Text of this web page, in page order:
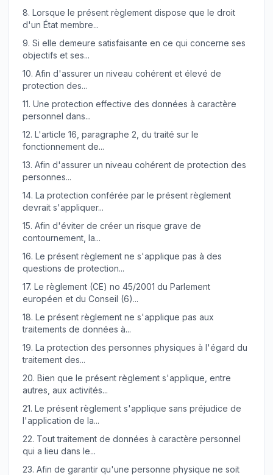
8. Lorsque le présent règlement dispose que le droit
d'un État membre...
9. Si elle demeure satisfaisante en ce qui concerne ses
objectifs et ses...
10. Afin d'assurer un niveau cohérent et élevé de
protection des...
11. Une protection effective des données à caractère
personnel dans...
12. L'article 16, paragraphe 2, du traité sur le
fonctionnement de...
13. Afin d'assurer un niveau cohérent de protection des
personnes...
14. La protection conférée par le présent règlement
devrait s'appliquer...
15. Afin d'éviter de créer un risque grave de
contournement, la...
16. Le présent règlement ne s'applique pas à des
questions de protection...
17. Le règlement (CE) no 45/2001 du Parlement
européen et du Conseil (6)...
18. Le présent règlement ne s'applique pas aux
traitements de données à...
19. La protection des personnes physiques à l'égard du
traitement des...
20. Bien que le présent règlement s'applique, entre
autres, aux activités...
21. Le présent règlement s'applique sans préjudice de
l'application de la...
22. Tout traitement de données à caractère personnel
qui a lieu dans le...
23. Afin de garantir qu'une personne physique ne soit